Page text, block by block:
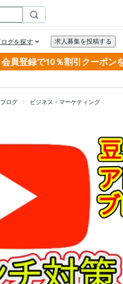
会員登録で10％割引クーポン
ブログ ビジネス・マーケティング